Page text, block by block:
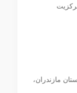
مازندران،